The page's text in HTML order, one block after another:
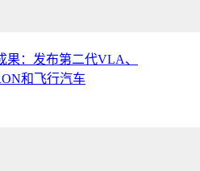
：发布第二代VLA、
和飞行汽车